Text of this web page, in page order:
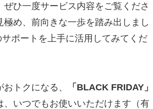
ひ一度サービス内容をご覧くださ
め、前向きな一歩を踏み出しまし
ポートを上手に活用してみてくだ
トクになる、
「BLACK FRIDAY」
いつでもお使いいただけます（有